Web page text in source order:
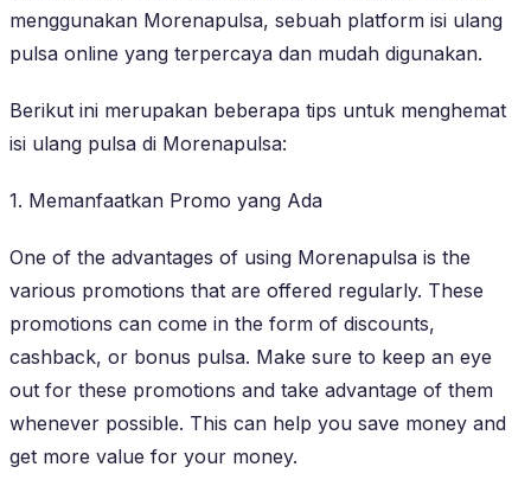
menggunakan Morenapulsa, sebuah platform isi ulang
pulsa online yang terpercaya dan mudah digunakan.
Berikut ini merupakan beberapa tips untuk menghemat
isi ulang pulsa di Morenapulsa:
1. Memanfaatkan Promo yang Ada
One of the advantages of using Morenapulsa is the
various promotions that are offered regularly. These
promotions can come in the form of discounts,
cashback, or bonus pulsa. Make sure to keep an eye
out for these promotions and take advantage of them
whenever possible. This can help you save money and
get more value for your money.